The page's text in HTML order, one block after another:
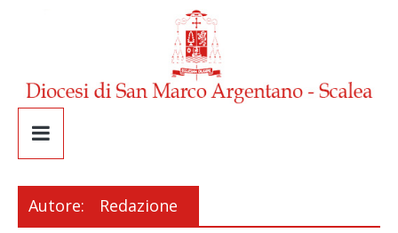
Autore: Redazione